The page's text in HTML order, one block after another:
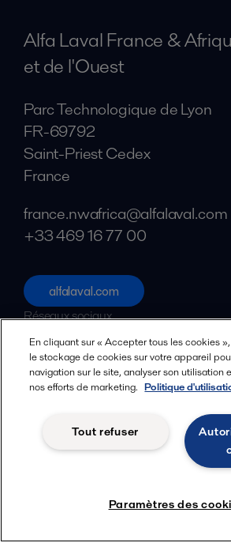
Alfa Laval France &
et de l'Ouest
Parc Technologique de Lyon
FR-69792
Saint-Priest Cedex
France
france.nwafrica@alfalaval.com
+33 469 16 77 00
alfalaval.com
Réseaux sociaux
Facebook
X
YouTube
Données personnelles
En cliquant sur « Accepter tous les cookies
le stockage de cookies sur votre appareil
navigation sur le site, analyser son utilisation
nos efforts de marketing. Politique
Tout refuser
Paramètres des